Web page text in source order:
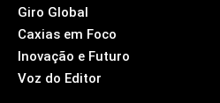
Giro Global
Caxias em Foco
Inovação e Futuro
Voz do Editor